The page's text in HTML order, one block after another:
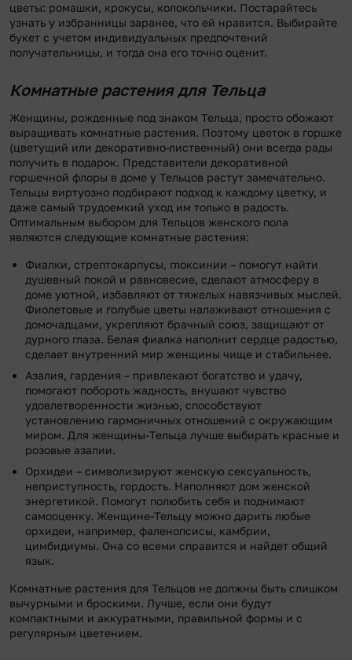
цветы: ромашки, крокусы, колокольчики. Постарайтесь
узнать у избранницы заранее, что ей нравится. Выбирайте
букет с учетом индивидуальных предпочтений
получательницы, и тогда она его точно оценит.
Комнатные растения для Тельца
Женщины, рожденные под знаком Тельца, просто обожают
выращивать комнатные растения. Поэтому цветок в горшке
(цветущий или декоративно-лиственный) они всегда рады
получить в подарок. Представители декоративной
горшечной флоры в доме у Тельцов растут замечательно.
Тельцы виртуозно подбирают подход к каждому цветку, и
даже самый трудоемкий уход им только в радость.
Оптимальным выбором для Тельцов женского пола
являются следующие комнатные растения:
Фиалки, стрептокарпусы, глоксинии – помогут найти
душевный покой и равновесие, сделают атмосферу в
доме уютной, избавляют от тяжелых навязчивых мыслей.
Фиолетовые и голубые цветы налаживают отношения с
домочадцами, укрепляют брачный союз, защищают от
дурного глаза. Белая фиалка наполнит сердце радостью,
сделает внутренний мир женщины чище и стабильнее.
Азалия, гардения – привлекают богатство и удачу,
помогают побороть жадность, внушают чувство
удовлетворенности жизнью, способствуют
установлению гармоничных отношений с окружающим
миром. Для женщины-Тельца лучше выбирать красные и
розовые азалии.
Орхидеи – символизируют женскую сексуальность,
неприступность, гордость. Наполняют дом женской
энергетикой. Помогут полюбить себя и поднимают
самооценку. Женщине-Тельцу можно дарить любые
орхидеи, например, фаленопсисы, камбрии,
цимбидиумы. Она со всеми справится и найдет общий
язык.
Комнатные растения для Тельцов не должны быть слишком
вычурными и броскими. Лучше, если они будут
компактными и аккуратными, правильной формы и с
регулярным цветением.